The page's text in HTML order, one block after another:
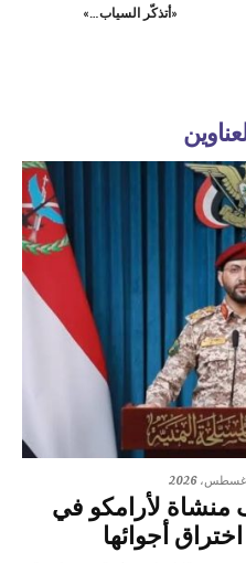
«أتذكّر السياب…»
منشاة لأرامكو في
أجوائها